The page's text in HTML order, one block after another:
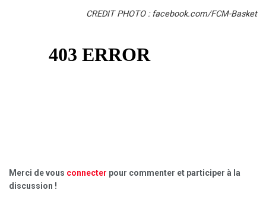
CREDIT PHOTO : facebook.com/FCM-Basket
Merci de vous connecter pour commenter et participer à la
discussion !